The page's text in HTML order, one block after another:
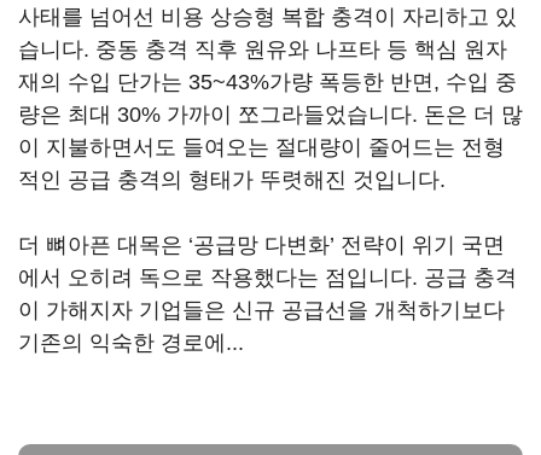
사태를 넘어선 비용 상승형 복합 충격이 자리하고 있
습니다. 중동 충격 직후 원유와 나프타 등 핵심 원자
재의 수입 단가는 35~43%가량 폭등한 반면, 수입 중
량은 최대 30% 가까이 쪼그라들었습니다. 돈은 더 많
이 지불하면서도 들여오는 절대량이 줄어드는 전형
적인 공급 충격의 형태가 뚜렷해진 것입니다.
더 뼈아픈 대목은 ‘공급망 다변화’ 전략이 위기 국면
에서 오히려 독으로 작용했다는 점입니다. 공급 충격
이 가해지자 기업들은 신규 공급선을 개척하기보다
기존의 익숙한 경로에...